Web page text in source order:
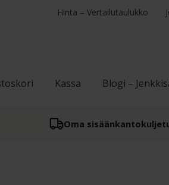
Hinta – Vertailutaulukko
Kassa Blogi –
Oma